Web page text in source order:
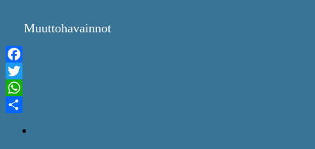
Muuttohavainnot
Facebook
Twitter
WhatsApp